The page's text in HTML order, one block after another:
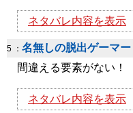
ネタバレ内容を表示
5 ： 名無しの脱出ゲーマー
間違える要素がない！
ネタバレ内容を表示